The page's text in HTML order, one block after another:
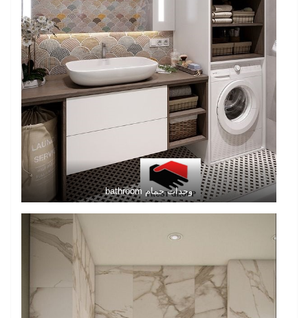
وحدات حمام bathroom